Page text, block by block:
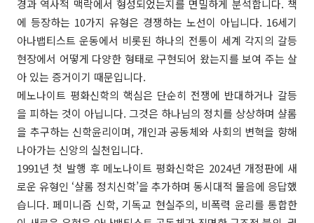
경과 역사적 맥락에서 형성되었는지를 면밀하게 분석합니다. 책
에 등장하는 10가지 유형은 경쟁하는 노선이 아닙니다. 16세기
아나뱁티스트 운동에서 비롯된 하나의 전통이 세계 각지의 갈등
현장에서 어떻게 다양한 형태로 구현되어 왔는지를 보여 주는 살
아 있는 증거이기 때문입니다.
메노나이트 평화신학의 핵심은 단순히 전쟁에 반대하거나 갈등
을 피하는 것이 아닙니다. 그것은 하나님의 정치를 상상하며 샬롬
을 추구하는 신학윤리이며, 개인과 공동체와 사회의 변혁을 향해
나아가는 신앙의 실천입니다.
1991년 첫 발행 후 메노나이트 평화신학은 2024년 개정판에 새
로운 유형인 ‘샬롬 정치신학’을 추가하며 동시대적 물음에 응답했
습니다. 페미니즘 신학, 기독교 현실주의, 비폭력 윤리를 통합한